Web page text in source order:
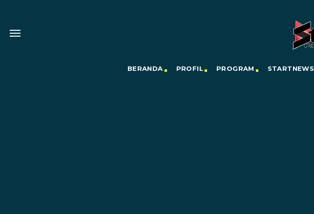
BERANDA PROFIL PROGRAM STARTNEWS